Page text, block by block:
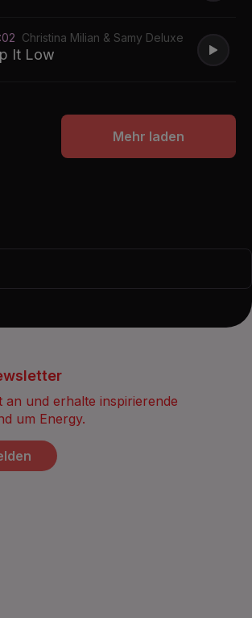
Christina Milian & Samy Deluxe
It Low
Mehr laden
an und erhalte inspirierende
um Energy.